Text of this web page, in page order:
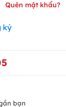
ký
bạn